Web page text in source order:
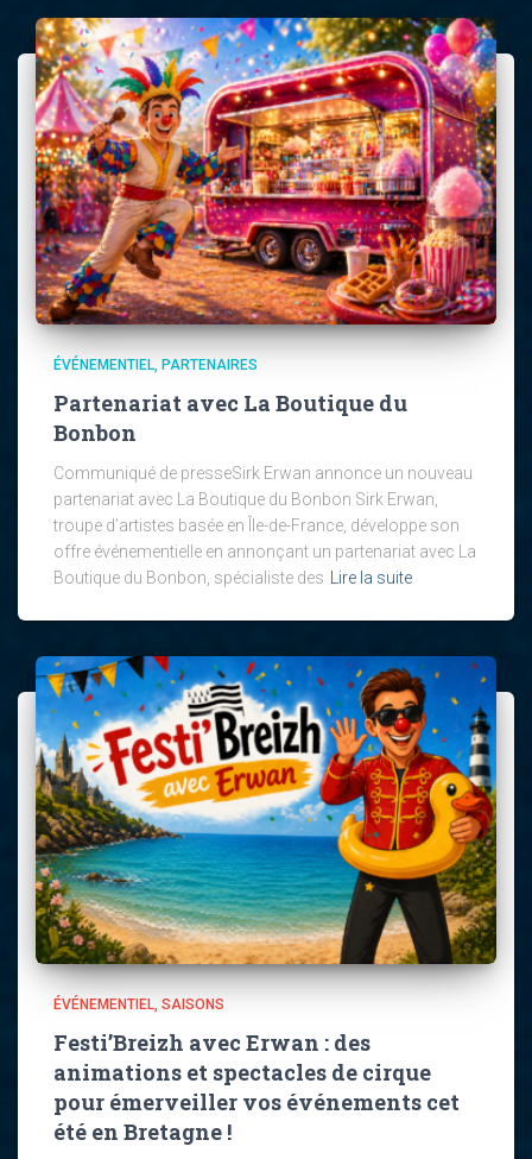
ÉVÉNEMENTIEL PARTENAIRES
Partenariat avec La Boutique du
Bonbon
Communiqué de presseSirk Erwan annonce un nouveau
partenariat avec La Boutique du Bonbon Sirk Erwan,
troupe d’artistes basée en Île-de-France, développe son
offre événementielle en annonçant un partenariat avec La
Boutique du Bonbon, spécialiste des Lire la suite
ÉVÉNEMENTIEL SAISONS
Festi’Breizh avec Erwan : des
animations et spectacles de cirque
pour émerveiller vos événements cet
été en Bretagne !